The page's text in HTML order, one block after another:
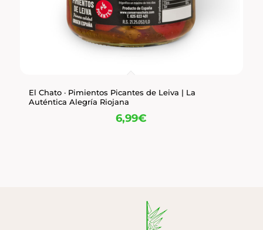
El Chato · Pimientos Picantes de Leiva | La
Auténtica Alegría Riojana
6,99€